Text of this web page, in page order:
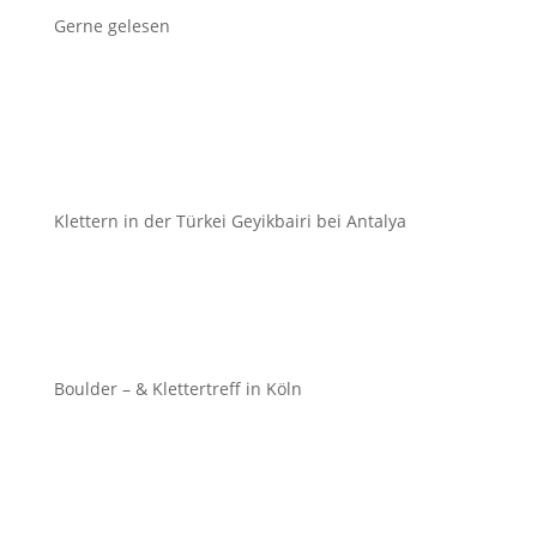
Gerne gelesen
Klettern in der Türkei Geyikbairi bei Antalya
Boulder – & Klettertreff in Köln